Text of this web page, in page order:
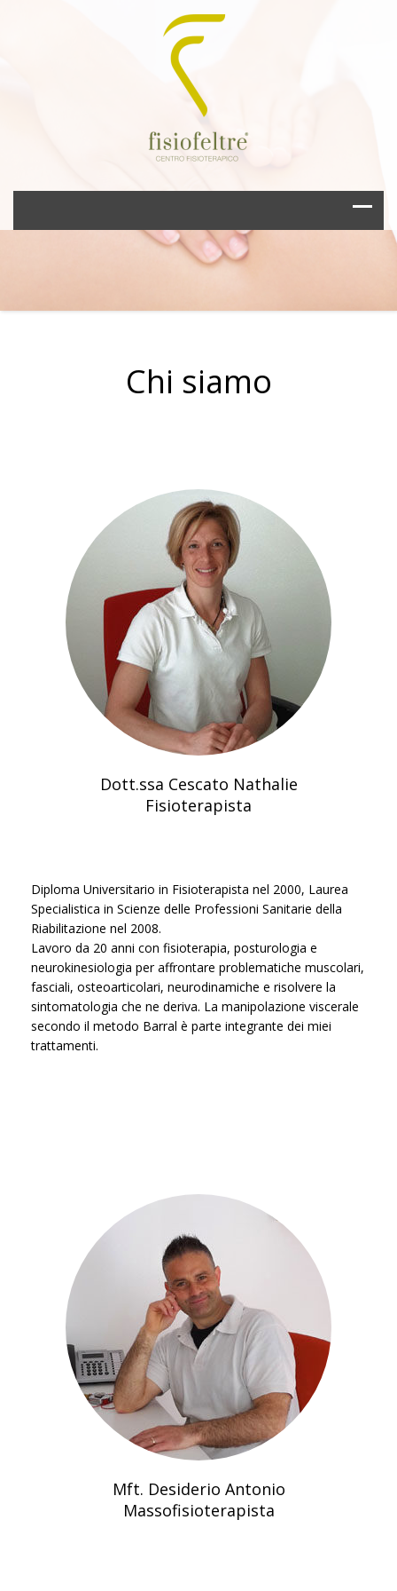
Chi siamo
Dott.ssa Cescato Nathalie
Fisioterapista
Diploma Universitario in Fisioterapista nel 2000, Laurea
Specialistica in Scienze delle Professioni Sanitarie della
Riabilitazione nel 2008.
Lavoro da 20 anni con fisioterapia, posturologia e
neurokinesiologia per affrontare problematiche muscolari,
fasciali, osteoarticolari, neurodinamiche e risolvere la
sintomatologia che ne deriva. La manipolazione viscerale
secondo il metodo Barral è parte integrante dei miei
trattamenti.
Mft. Desiderio Antonio
Massofisioterapista